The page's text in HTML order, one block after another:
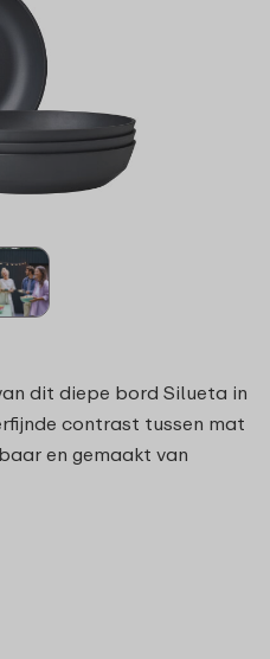
dit diepe bord Silueta in
contrast tussen mat
en gemaakt van